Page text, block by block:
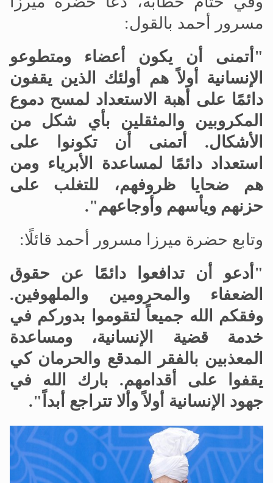
مسرور أحمد بالقول:
"أتمنى أن يكون أعضاء ومتطوعو
الإنسانية أولاً هم أولئك الذين يقفون
دائمًا على أهبة الاستعداد لمسح دموع
المكروبين والمثقلين بأي شكل من
الأشكال. أتمنى أن تكونوا على
استعداد دائمًا لمساعدة الأبرياء ومن
هم ضحايا ظروفهم، للتغلب على
حزنهم ويأسهم وأوجاعهم".
وتابع حضرة ميرزا مسرور أحمد قائلًا:
"أدعو أن تدافعوا دائمًا عن حقوق
الضعفاء والمحرومين والملهوفين.
وفقكم الله جميعاً لتقوموا بدوركم في
خدمة قضية الإنسانية، ومساعدة
المعذبين بالفقر المدقع والحرمان كي
يقفوا على أقدامهم. بارك الله في
جهود الإنسانية أولاً وألا تتراجع أبداً".